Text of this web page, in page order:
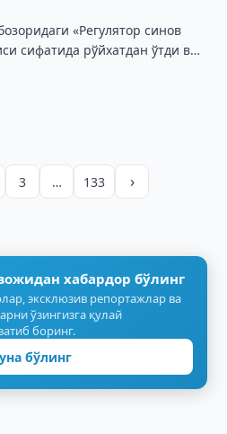
«Регулятор синов
сифатида рўйхатдан ўтди ва
3 … 133 ›
хабардор бўлинг
эксклюзив репортажлар ва
ўзингизга қулай
боринг.
бўлинг